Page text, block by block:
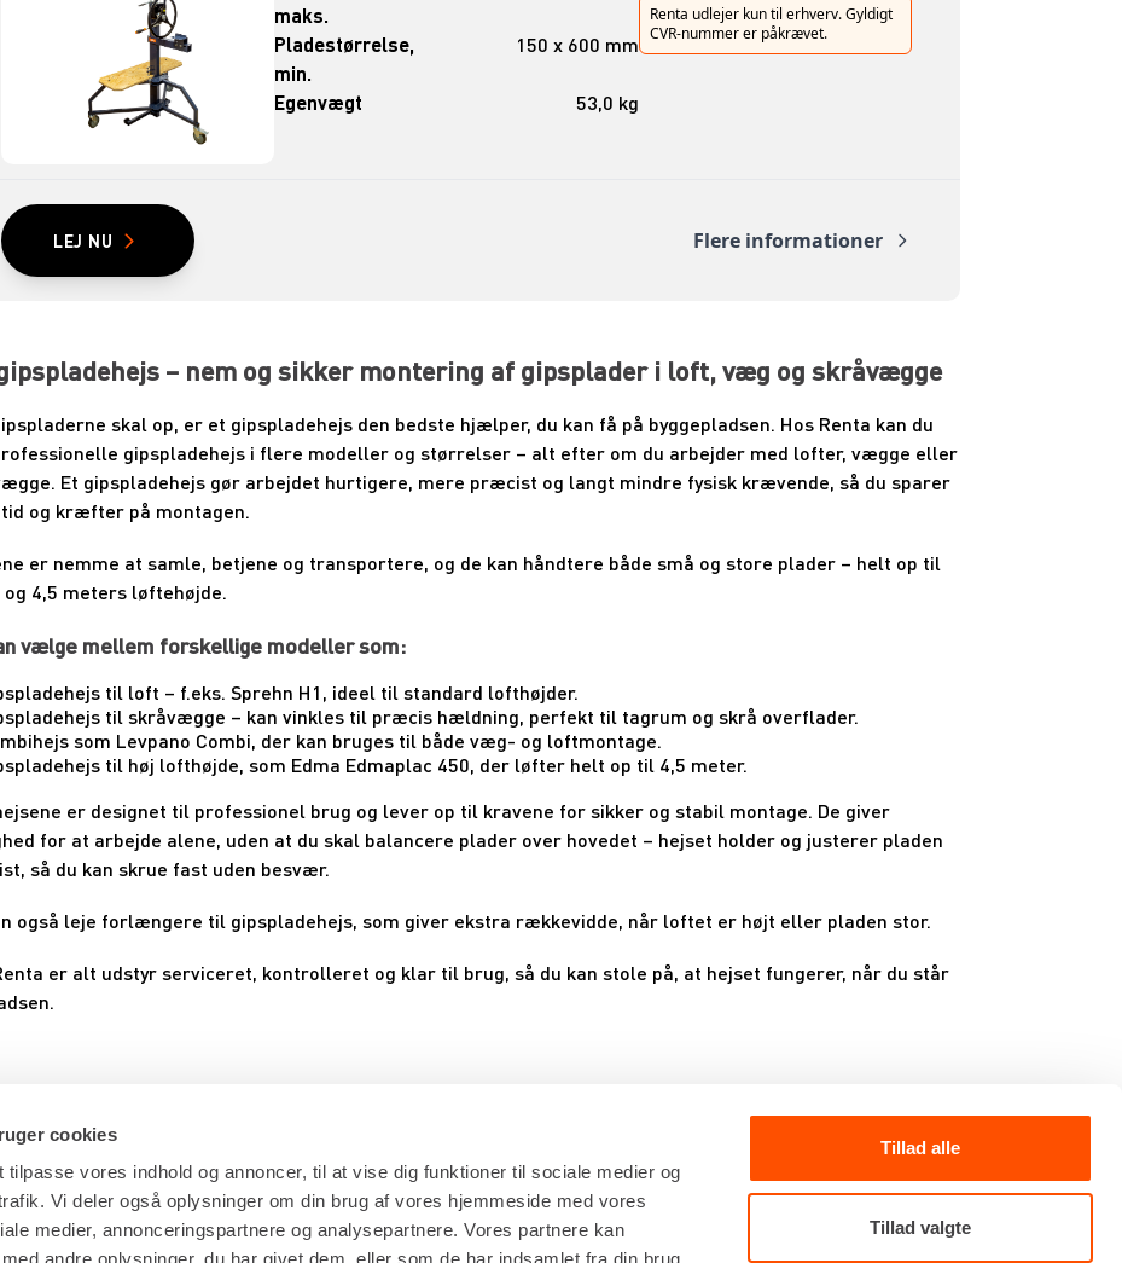
cookies
tilpasse vores indhold og annoncer, til at vise dig funktioner til sociale medier og
Vi deler også oplysninger om din brug af vores hjemmeside med vores
medier, annonceringspartnere og analysepartnere. Vores partnere kan
Tillad alle
Tillad valgte
maks.
Pladestørrelse,
min.
150 x 600 mm
Egenvægt 53,0 kg
Renta udlejer kun til erhverv. Gyldigt
CVR-nummer er påkrævet.
LEJ NU Flere informationer
– nem og sikker montering af gipsplader i loft, væg og skråvægge
skal op, er et gipspladehejs den bedste hjælper, du kan få på byggepladsen. Hos Renta kan du
gipspladehejs i flere modeller og størrelser – alt efter om du arbejder med lofter, vægge eller
Et gipspladehejs gør arbejdet hurtigere, mere præcist og langt mindre fysisk krævende, så du sparer
og kræfter på montagen.
er nemme at samle, betjene og transportere, og de kan håndtere både små og store plader – helt op til
og 4,5 meters løftehøjde.
vælge mellem forskellige modeller som:
til loft – f.eks. Sprehn H1, ideel til standard lofthøjder.
til skråvægge – kan vinkles til præcis hældning, perfekt til tagrum og skrå overflader.
som Levpano Combi, der kan bruges til både væg- og loftmontage.
til høj lofthøjde, som Edma Edmaplac 450, der løfter helt op til 4,5 meter.
er designet til professionel brug og lever op til kravene for sikker og stabil montage. De giver
for at arbejde alene, uden at du skal balancere plader over hovedet – hejset holder og justerer pladen
så du kan skrue fast uden besvær.
også leje forlængere til gipspladehejs, som giver ekstra rækkevidde, når loftet er højt eller pladen stor.
er alt udstyr serviceret, kontrolleret og klar til brug, så du kan stole på, at hejset fungerer, når du står